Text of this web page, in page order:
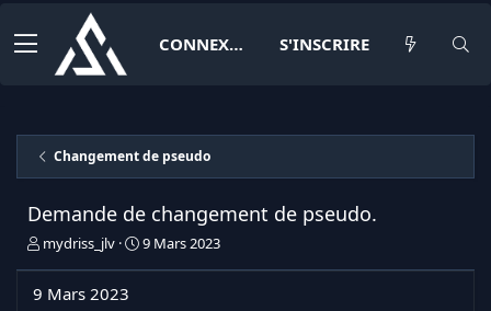
CONNEXION S'INSCRIRE
Changement de pseudo
Demande de changement de pseudo.
Imydriss_jlv
D
9 Mars 2023
9 Mars 2023